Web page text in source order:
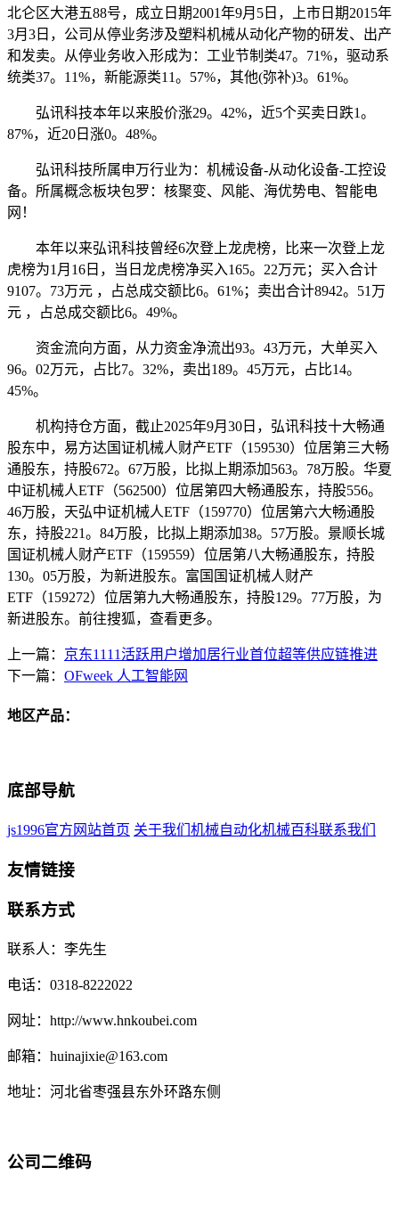
北仑区大港五88号，成立日期2001年9月5日，上市日期2015年
3月3日，公司从停业务涉及塑料机械从动化产物的研发、出产
和发卖。从停业务收入形成为：工业节制类47。71%，驱动系
统类37。11%，新能源类11。57%，其他(弥补)3。61%。
弘讯科技本年以来股价涨29。42%，近5个买卖日跌1。
87%，近20日涨0。48%。
弘讯科技所属申万行业为：机械设备-从动化设备-工控设
备。所属概念板块包罗：核聚变、风能、海优势电、智能电
网！
本年以来弘讯科技曾经6次登上龙虎榜，比来一次登上龙
虎榜为1月16日，当日龙虎榜净买入165。22万元；买入合计
9107。73万元 ，占总成交额比6。61%；卖出合计8942。51万
元 ，占总成交额比6。49%。
资金流向方面，从力资金净流出93。43万元，大单买入
96。02万元，占比7。32%，卖出189。45万元，占比14。
45%。
机构持仓方面，截止2025年9月30日，弘讯科技十大畅通
股东中，易方达国证机械人财产ETF（159530）位居第三大畅
通股东，持股672。67万股，比拟上期添加563。78万股。华夏
中证机械人ETF（562500）位居第四大畅通股东，持股556。
46万股，天弘中证机械人ETF（159770）位居第六大畅通股
东，持股221。84万股，比拟上期添加38。57万股。景顺长城
国证机械人财产ETF（159559）位居第八大畅通股东，持股
130。05万股，为新进股东。富国国证机械人财产
ETF（159272）位居第九大畅通股东，持股129。77万股，为
新进股东。前往搜狐，查看更多。
上一篇： 京东1111活跃用户增加居行业首位超等供应链推进
下一篇： OFweek 人工智能网
地区产品：
底部导航
js1996官方网站首页 关于我们 机械自动化机械百科联系我们
友情链接
联系方式
联系人：李先生
电话：0318-8222022
网址：http://www.hnkoubei.com
邮箱：huinajixie@163.com
地址：河北省枣强县东外环路东侧
公司二维码